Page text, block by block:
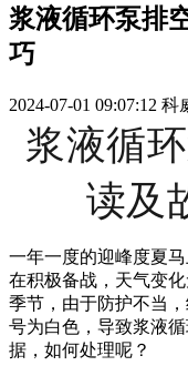
浆液循环泵排
巧
2024-07-01 09:07:12 科
浆液循
读及
一年一度的迎峰度夏
在积极备战，天气变
季节，由于防护不当
号为白色，导致浆液
据，如何处理呢？